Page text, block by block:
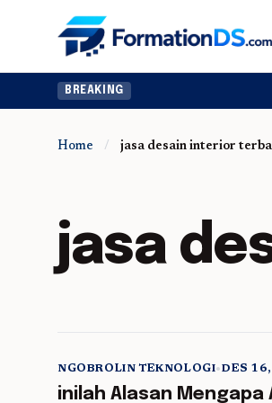
BREAKING
Home / jasa desain interior
jasa
NGOBROLIN TEKNOLOGI•DES
inilah Alasan Mengapa